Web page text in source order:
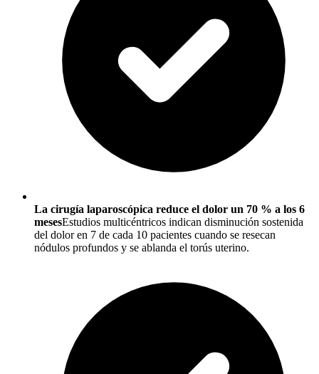
La cirugía laparoscópica reduce el dolor un 70 % a los 6
mesesEstudios multicéntricos indican disminución sostenida
del dolor en 7 de cada 10 pacientes cuando se resecan
nódulos profundos y se ablanda el torús uterino.